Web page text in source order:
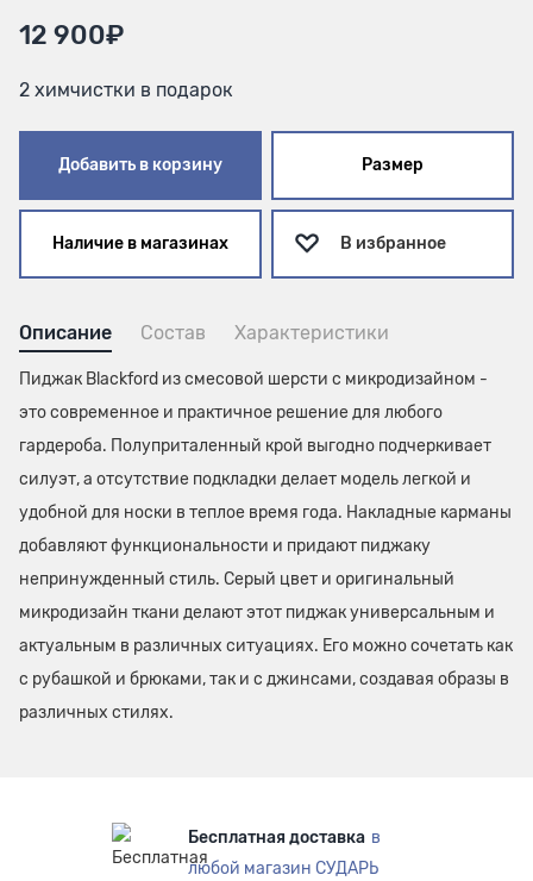
12 900₽
2 химчистки в подарок
Добавить в корзину Размер
Наличие в магазинах В избранное
Описание Состав Характеристики
Пиджак Blackford из смесовой шерсти с микродизайном -
это современное и практичное решение для любого
гардероба. Полуприталенный крой выгодно подчеркивает
силуэт, а отсутствие подкладки делает модель легкой и
удобной для носки в теплое время года. Накладные карманы
добавляют функциональности и придают пиджаку
непринужденный стиль. Серый цвет и оригинальный
микродизайн ткани делают этот пиджак универсальным и
актуальным в различных ситуациях. Его можно сочетать как
с рубашкой и брюками, так и с джинсами, создавая образы в
различных стилях.
Бесплатная доставка в
любой магазин СУДАРЬ